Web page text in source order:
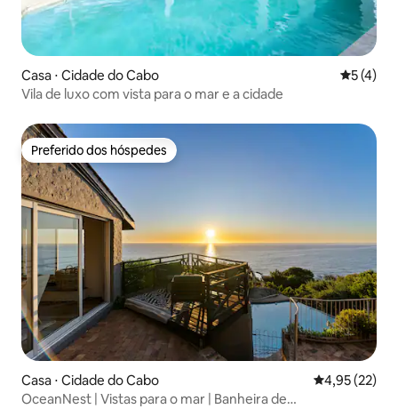
Casa ⋅ Cidade do Cabo 5 de
5 (4)
Vila de luxo com vista para o mar e a cidade
Preferido dos hóspedes
Preferido dos hóspedes
Casa ⋅ Cidade do Cabo 4,95 de uma
4,95 (22)
OceanNest | Vistas para o mar | Banheira de